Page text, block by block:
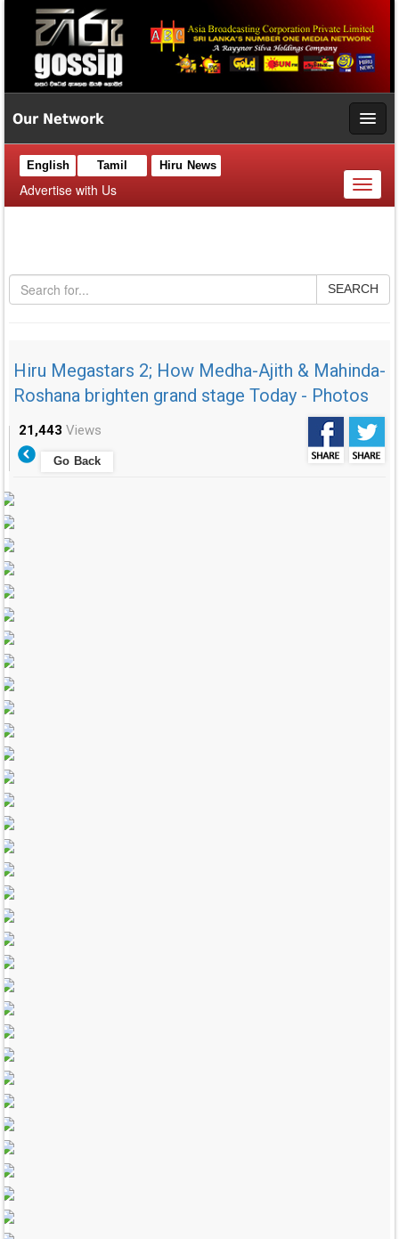
Our Network
English Tamil Hiru News
Advertise with Us
Toggle
SEARCH
Hiru Megastars 2; How Medha-Ajith & Mahinda-
Roshana brighten grand stage Today - Photos
21,443 Views
Go Back